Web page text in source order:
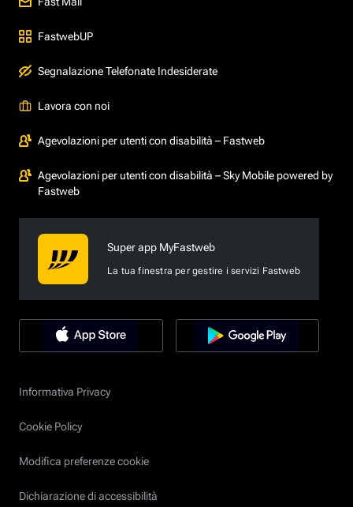
FastwebUP
Segnalazione Telefonate Indesiderate
Lavora con noi
Agevolazioni per utenti con disabilità – Fastweb
Agevolazioni per utenti con disabilità – Sky Mobile powered by
Fastweb
Super app MyFastweb
La tua finestra per gestire i servizi Fastweb
Informativa Privacy
Cookie Policy
Modifica preferenze cookie
Dichiarazione di accessibilità